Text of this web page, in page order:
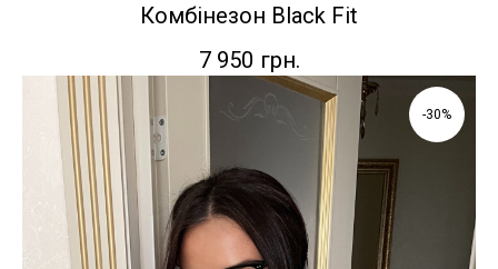
Комбінезон Black Fit
7 950 грн.
-30%